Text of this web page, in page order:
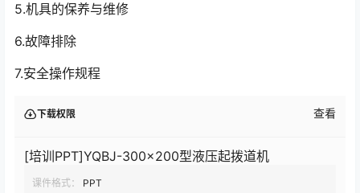
5.机具的保养与维修
6.故障排除
7.安全操作规程
下载权限 查看
[培训PPT]YQBJ-300×200型液压起拨道机
课件格式：
PPT